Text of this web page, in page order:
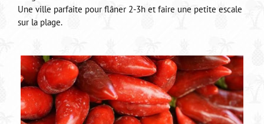
Une ville parfaite pour flâner 2-3h et faire une petite escale
sur la plage.